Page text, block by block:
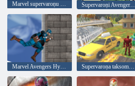
Marvel supervaroņu atmiņa Supervaroņi Avengers Hydra Dash
Marvel Avengers Hydra Dash Supervaroņa taksometrs